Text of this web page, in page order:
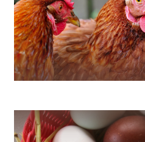
04